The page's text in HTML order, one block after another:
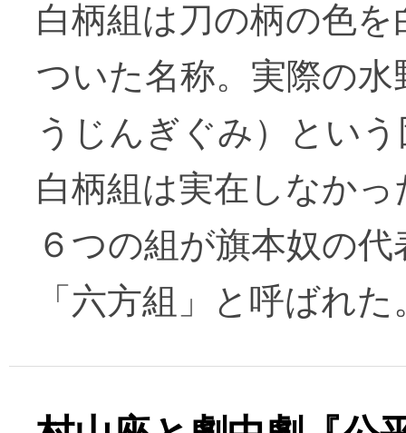
白柄組は刀の柄の色
ついた名称。実際の
うじんぎぐみ）とい
白柄組は実在しなか
６つの組が旗本奴の
「六方組」と呼ばれた